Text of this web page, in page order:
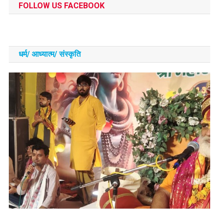
FOLLOW US FACEBOOK
धर्म/ आध्‍यात्‍म/ संस्‍कृति